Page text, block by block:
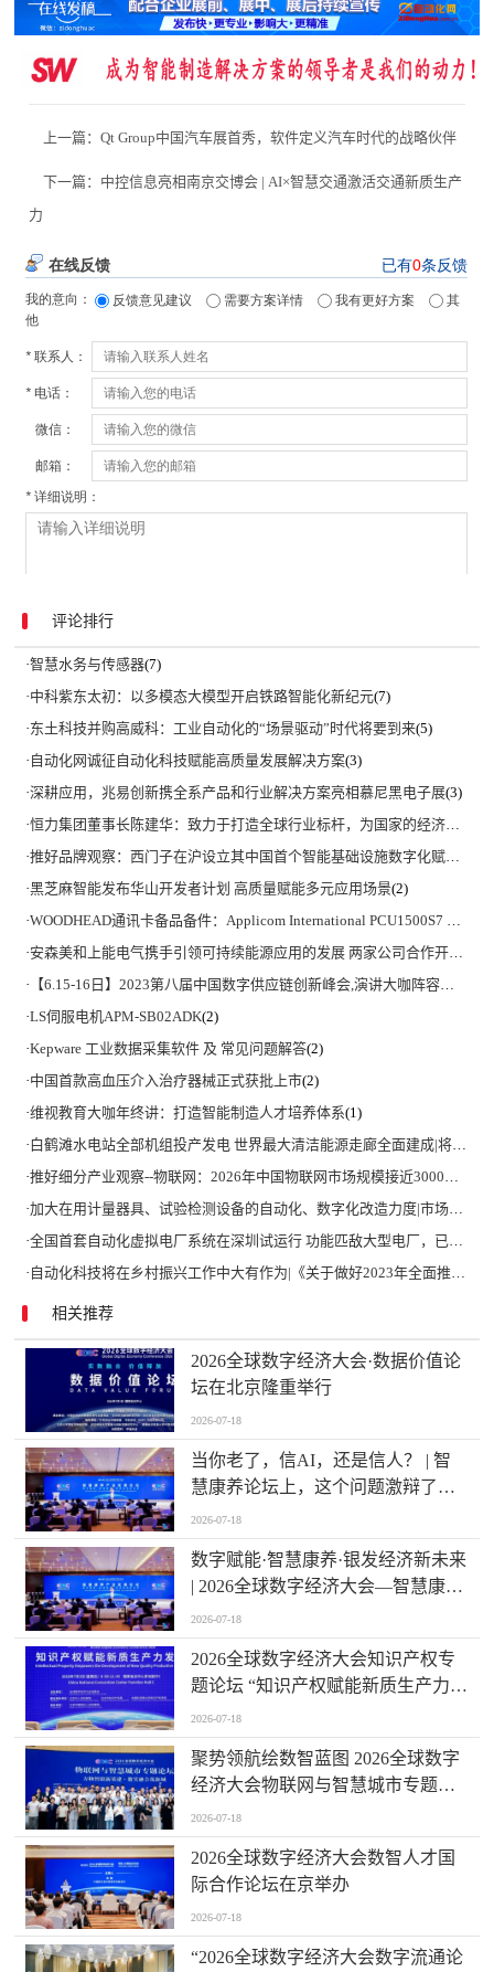
上一篇：Qt Group中国汽车展首秀，软件定义汽车时代的战略伙伴
下一篇： 中控信息亮相南京交博会 | AI×智慧交通激活交通新质生产
力
评论排行
·智慧水务与传感器(7)
·中科紫东太初：以多模态大模型开启铁路智能化新纪元(7)
·东土科技并购高威科：工业自动化的“场景驱动”时代将要到来(5)
· 自动化网诚征自动化科技赋能高质量发展解决方案(3)
·深耕应用，兆易创新携全系产品和行业解决方案亮相慕尼黑电子展(3)
·恒力集团董事长陈建华：致力于打造全球行业标杆，为国家的经济高质量发展贡献更大力量|上海电气集团党委书记、董事长吴磊来访
·推好品牌观察：西门子在沪设立其中国首个智能基础设施数字化赋能中心
·黑芝麻智能发布华山开发者计划 高质量赋能多元应用场景(2)
·WOODHEAD通讯卡备品备件：Applicom International PCU1500S7 PCU 1500 S7 V4.5.0
·安森美和上能电气携手引领可持续能源应用的发展 两家公司合作开发高性能储能和太阳能组串式逆变器方案 以实现可持续的未来
· 【6.15-16日】2023第八届中国数字供应链创新峰会,演讲大咖阵容官宣
·LS伺服电机APM-SB02ADK(2)
·Kepware 工业数据采集软件 及 常见问题解答(2)
·中国首款高血压介入治疗器械正式获批上市(2)
·维视教育大咖年终讲：打造智能制造人才培养体系(1)
·白鹤滩水电站全部机组投产发电 世界最大清洁能源走廊全面建成|将为建设新型能源体系、保障国家能源安全、实现“双碳”目标提供有力支撑
·推好细分产业观察--物联网：2026年中国物联网市场规模接近3000亿美元 智慧工厂、智慧城市、智慧电网等将占60%以上
·加大在用计量器具、试验检测设备的自动化、数字化改造力度|市场监管总局 工业和信息化部 关于促进企业计量能力提升的指导意见
·全国首套自动化虚拟电厂系统在深圳试运行 功能匹敌大型电厂，已入选国际典型案例
· 自动化科技将在乡村振兴工作中大有作为|《关于做好2023年全面推进乡村振兴重点工作的意见》发布
相关推荐
2026全球数字经济大会·数据价值论
坛在北京隆重举行
2026-07-18
当你老了，信AI，还是信人？ | 智
慧康养论坛上，这个问题激辩了数
个小时
2026-07-18
数字赋能·智慧康养·银发经济新未来
| 2026全球数字经济大会—智慧康养
产业发展论坛在京举办
2026-07-18
2026全球数字经济大会知识产权专
题论坛 “知识产权赋能新质生产力发
展” 成功举办
2026-07-18
聚势领航绘数智蓝图 2026全球数字
经济大会物联网与智慧城市专题论
坛成功举办
2026-07-18
2026全球数字经济大会数智人才国
际合作论坛在京举办
2026-07-18
“2026全球数字经济大会数字流通论